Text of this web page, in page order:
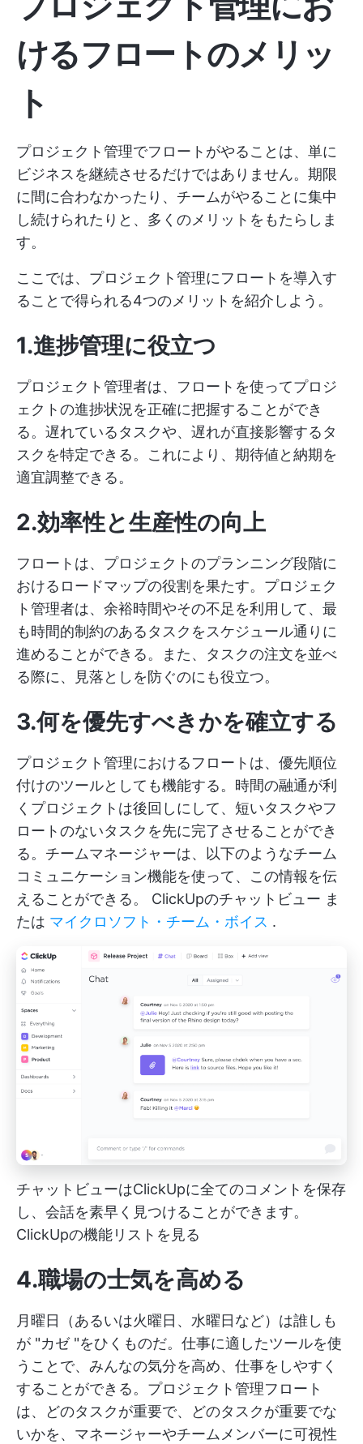
けるフロートのメリッ
ト
プロジェクト管理でフロートがやることは、単に
ビジネスを継続させるだけではありません。期限
に間に合わなかったり、チームがやることに集中
し続けられたりと、多くのメリットをもたらしま
す。
ここでは、プロジェクト管理にフロートを導入す
ることで得られる4つのメリットを紹介しよう。
1.進捗管理に役立つ
プロジェクト管理者は、フロートを使ってプロジ
ェクトの進捗状況を正確に把握することができ
る。遅れているタスクや、遅れが直接影響するタ
スクを特定できる。これにより、期待値と納期を
適宜調整できる。
2.効率性と生産性の向上
フロートは、プロジェクトのプランニング段階に
おけるロードマップの役割を果たす。プロジェク
ト管理者は、余裕時間やその不足を利用して、最
も時間的制約のあるタスクをスケジュール通りに
進めることができる。また、タスクの注文を並べ
る際に、見落としを防ぐのにも役立つ。
3.何を優先すべきかを確立する
プロジェクト管理におけるフロートは、優先順位
付けのツールとしても機能する。時間の融通が利
くプロジェクトは後回しにして、短いタスクやフ
ロートのないタスクを先に完了させることができ
る。チームマネージャーは、以下のようなチーム
コミュニケーション機能を使って、この情報を伝
えることができる。 ClickUpのチャットビュー ま
たは マイクロソフト・チーム・ボイス .
チャットビューはClickUpに全てのコメントを保存
し、会話を素早く見つけることができます。
ClickUpの機能リストを見る
4.職場の士気を高める
月曜日（あるいは火曜日、水曜日など）は誰しも
が "カゼ "をひくものだ。仕事に適したツールを使
うことで、みんなの気分を高め、仕事をしやすく
することができる。プロジェクト管理フロート
は、どのタスクが重要で、どのタスクが重要でな
いかを、マネージャーやチームメンバーに可視性